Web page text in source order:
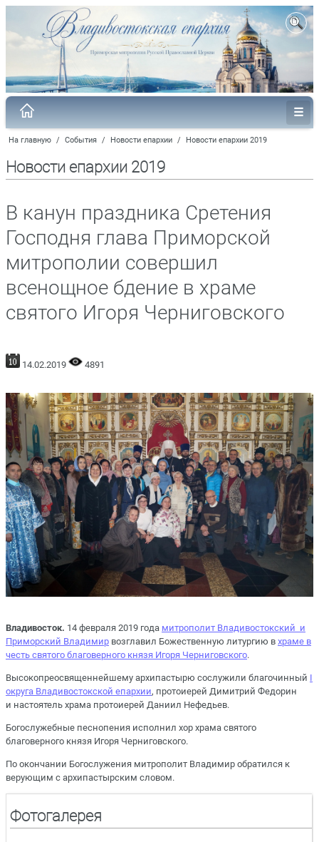
На главную / События / Новости епархии / Новости епархии 2019
Новости епархии 2019
В канун праздника Сретения
Господня глава Приморской
митрополии совершил
всенощное бдение в храме
святого Игоря Черниговского
14.02.2019 4891
Владивосток. 14 февраля 2019 года митрополит Владивостокский и
Приморский Владимир возглавил Божественную литургию в храме в
честь святого благоверного князя Игоря Черниговского.
Высокопреосвященнейшему архипастырю сослужили благочинный I
округа Владивостокской епархии, протоиерей Димитрий Федорин
и настоятель храма протоиерей Даниил Нефедьев.
Богослужебные песнопения исполнил хор храма святого
благоверного князя Игоря Черниговского.
По окончании Богослужения митрополит Владимир обратился к
верующим с архипастырским словом.
Фотогалерея